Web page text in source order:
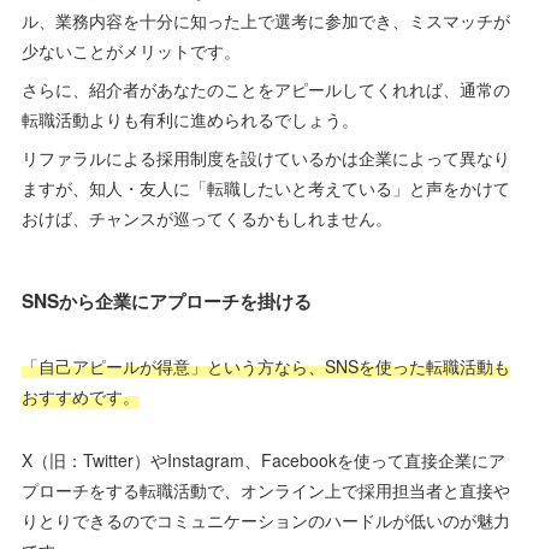
ル、業務内容を十分に知った上で選考に参加でき、ミスマッチが
少ないことがメリットです。
さらに、紹介者があなたのことをアピールしてくれれば、通常の
転職活動よりも有利に進められるでしょう。
リファラルによる採用制度を設けているかは企業によって異なり
ますが、知人・友人に「転職したいと考えている」と声をかけて
おけば、チャンスが巡ってくるかもしれません。
SNSから企業にアプローチを掛ける
「自己アピールが得意」という方なら、SNSを使った転職活動も
おすすめです。
X（旧：Twitter）やInstagram、Facebookを使って直接企業にア
プローチをする転職活動で、オンライン上で採用担当者と直接や
りとりできるのでコミュニケーションのハードルが低いのが魅力